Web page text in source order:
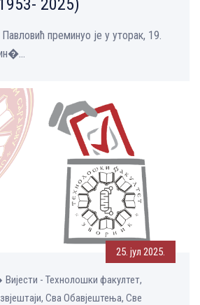
2025)
преминуо је у уторак, 19.
25. јул 2025.
Вијести - Технолошки факултет,
Сва Обавјештења, Све